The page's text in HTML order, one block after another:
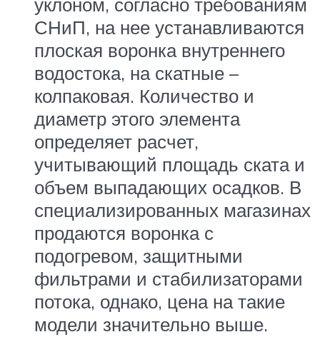
СНиП, на нее устанавливаются
плоская воронка внутреннего
водостока, на скатные –
колпаковая. Количество и
диаметр этого элемента
определяет расчет,
учитывающий площадь ската и
объем выпадающих осадков. В
специализированных магазинах
продаются воронка с
подогревом, защитными
фильтрами и стабилизаторами
потока, однако, цена на такие
модели значительно выше.